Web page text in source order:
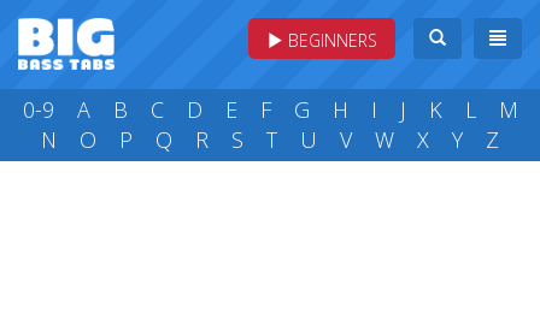
BEGINNERS
0-9 A B C D E F G H I J K L
M
N
O P Q R S T U V W X Y Z